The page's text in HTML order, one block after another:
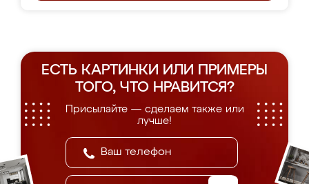
ЕСТЬ КАРТИНКИ ИЛИ ПРИМЕРЫ
ТОГО, ЧТО НРАВИТСЯ?
Присылайте — сделаем также или
лучше!